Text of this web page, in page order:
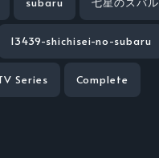
13439-shichisei-no-subaru
Series Complete